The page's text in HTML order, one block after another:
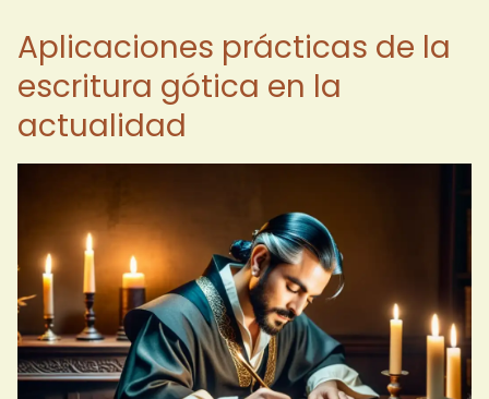
Aplicaciones prácticas de la
escritura gótica en la
actualidad